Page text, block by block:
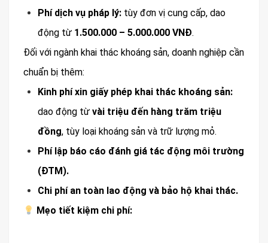
Phí dịch vụ pháp lý: tùy đơn vị cung cấp, dao
động từ 1.500.000 – 5.000.000 VNĐ.
Đối với ngành khai thác khoáng sản, doanh nghiệp cần
chuẩn bị thêm:
Kinh phí xin giấy phép khai thác khoáng sản:
dao động từ vài triệu đến hàng trăm triệu
đồng, tùy loại khoáng sản và trữ lượng mỏ.
Phí lập báo cáo đánh giá tác động môi trường
(ĐTM).
Chi phí an toàn lao động và bảo hộ khai thác.
Mẹo tiết kiệm chi phí: